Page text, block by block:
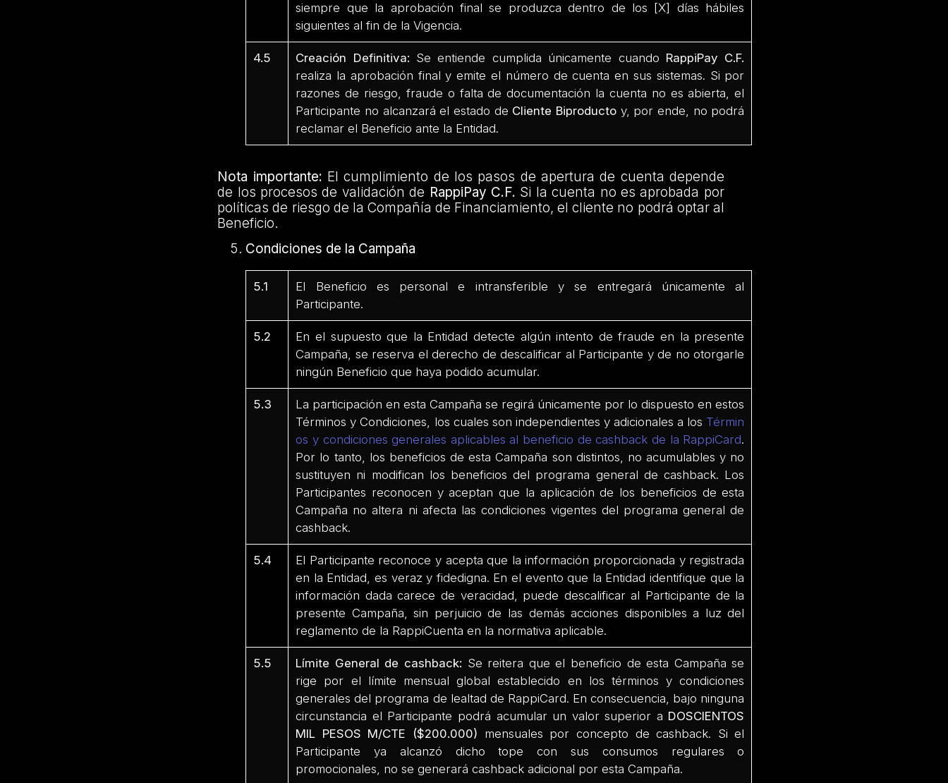
siempre que la aprobación final se produzca dentro de los [X] días hábiles
siguientes al fin de la Vigencia.
4.5 Creación Definitiva: Se entiende cumplida únicamente cuando RappiPay C.F.
realiza la aprobación final y emite el número de cuenta en sus sistemas. Si por
razones de riesgo, fraude o falta de documentación la cuenta no es abierta, el
Participante no alcanzará el estado de Cliente Biproductoy, por ende, no podrá
reclamar el Beneficio ante la Entidad.
Nota importante: El cumplimiento de los pasos de apertura de cuenta depende
de los procesos de validación de RappiPay C.F. Si la cuenta no es aprobada por
políticas de riesgo de la Compañía de Financiamiento, el cliente no podrá optar al
Beneficio.
Condiciones de la Campaña
5.1
El Beneficio es personal e intransferible y se entregará únicamente al
Participante.
5.2
En el supuesto que la Entidad detecte algún intento de fraude en la presente
Campaña, se reserva el derecho de descalificar al Participante y de no otorgarle
ningún Beneficio que haya podido acumular.
5.3
La participación en esta Campaña se regirá únicamente por lo dispuesto en estos
Términos y Condiciones, los cuales son independientes y adicionales a los Términ
os y condiciones generales aplicables al beneficio de cashback de la RappiCard.
Por lo tanto, los beneficios de esta Campaña son distintos, no acumulables y no
sustituyen ni modifican los beneficios del programa general de cashback. Los
Participantes reconocen y aceptan que la aplicación de los beneficios de esta
Campaña no altera ni afecta las condiciones vigentes del programa general de
cashback.
5.4
El Participante reconoce y acepta que la información proporcionada y registrada
en la Entidad, es veraz y fidedigna. En el evento que la Entidad identifique que la
información dada carece de veracidad, puede descalificar al Participante de la
presente Campaña, sin perjuicio de las demás acciones disponibles a luz del
reglamento de la RappiCuenta en la normativa aplicable.
5.5 Límite General de cashback: Se reitera que el beneficio de esta Campaña se
rige por el límite mensual global establecido en los términos y condiciones
generales del programa de lealtad de RappiCard. En consecuencia, bajo ninguna
circunstancia el Participante podrá acumular un valor superior a DOSCIENTOS
MIL PESOS M/CTE ($200.000) mensuales por concepto de cashback. Si el
Participante ya alcanzó dicho tope con sus consumos regulares o
promocionales, no se generará cashback adicional por esta Campaña.